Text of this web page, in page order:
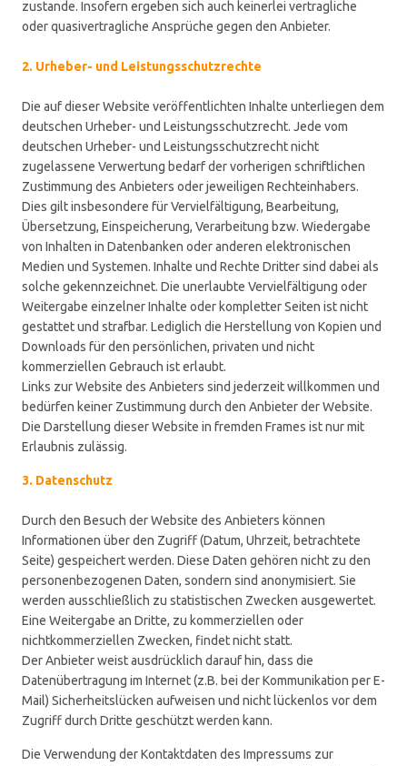
zustande. Insofern ergeben sich auch keinerlei vertragliche
oder quasivertragliche Ansprüche gegen den Anbieter.
2. Urheber- und Leistungsschutzrechte
Die auf dieser Website veröffentlichten Inhalte unterliegen dem
deutschen Urheber- und Leistungsschutzrecht. Jede vom
deutschen Urheber- und Leistungsschutzrecht nicht
zugelassene Verwertung bedarf der vorherigen schriftlichen
Zustimmung des Anbieters oder jeweiligen Rechteinhabers.
Dies gilt insbesondere für Vervielfältigung, Bearbeitung,
Übersetzung, Einspeicherung, Verarbeitung bzw. Wiedergabe
von Inhalten in Datenbanken oder anderen elektronischen
Medien und Systemen. Inhalte und Rechte Dritter sind dabei als
solche gekennzeichnet. Die unerlaubte Vervielfältigung oder
Weitergabe einzelner Inhalte oder kompletter Seiten ist nicht
gestattet und strafbar. Lediglich die Herstellung von Kopien und
Downloads für den persönlichen, privaten und nicht
kommerziellen Gebrauch ist erlaubt.
Links zur Website des Anbieters sind jederzeit willkommen und
bedürfen keiner Zustimmung durch den Anbieter der Website.
Die Darstellung dieser Website in fremden Frames ist nur mit
Erlaubnis zulässig.
3. Datenschutz
Durch den Besuch der Website des Anbieters können
Informationen über den Zugriff (Datum, Uhrzeit, betrachtete
Seite) gespeichert werden. Diese Daten gehören nicht zu den
personenbezogenen Daten, sondern sind anonymisiert. Sie
werden ausschließlich zu statistischen Zwecken ausgewertet.
Eine Weitergabe an Dritte, zu kommerziellen oder
nichtkommerziellen Zwecken, findet nicht statt.
Der Anbieter weist ausdrücklich darauf hin, dass die
Datenübertragung im Internet (z.B. bei der Kommunikation per E-
Mail) Sicherheitslücken aufweisen und nicht lückenlos vor dem
Zugriff durch Dritte geschützt werden kann.
Die Verwendung der Kontaktdaten des Impressums zur